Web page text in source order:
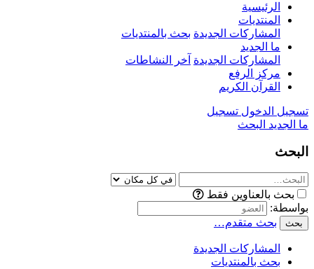
الرئيسية
المنتديات
المشاركات الجديدة بحث بالمنتديات
ما الجديد
المشاركات الجديدة آخر النشاطات
مركز الرفع
القرآن الكريم
تسجيل الدخول تسجيل
ما الجديد البحث
البحث
بحث بالعناوين فقط
بواسطة:
بحث بحث متقدم…
المشاركات الجديدة
بحث بالمنتديات